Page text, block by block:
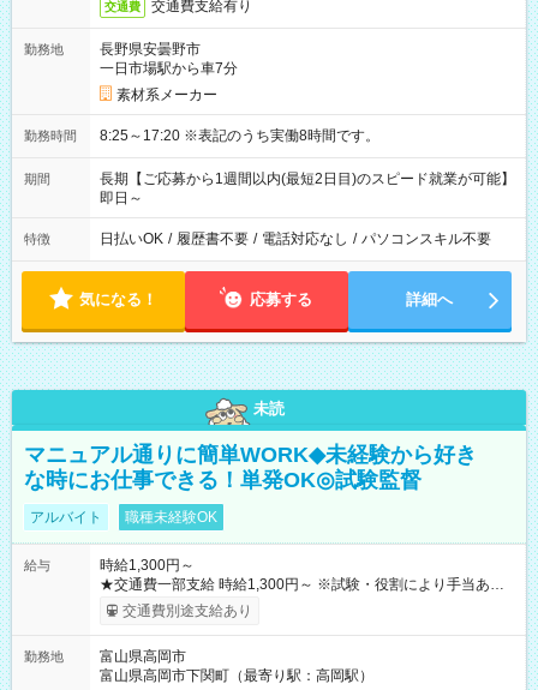
交通費 交通費支給有り
勤務地
長野県安曇野市
一日市場駅から車7分
素材系メーカー
勤務時間 8:25～17:20 ※表記のうち実働8時間です。
期間
長期【ご応募から1週間以内(最短2日目)のスピード就業が可能】
即日～
特徴 日払いOK / 履歴書不要 / 電話対応なし / パソコンスキル不要
気になる！ 応募する 詳細へ
未読
マニュアル通りに簡単WORK◆未経験から好き
な時にお仕事できる！単発OK◎試験監督
アルバイト 職種未経験OK
給与
時給1,300円～
★交通費一部支給 時給1,300円～ ※試験・役割により手当あり
※勤務回数により昇給あり 【即給（前払い）オプションあ
り！】 希望される場合、勤務から1週間ほどで給与の一部を受け
例】 ・河合塾模擬試験 8:30～17:30（休憩1時間） 時給1,300円
×8時間＝日収10,400円＋交通費 ※当日の役割により時給＋100
交通費別途支給あり
勤務地
富山県高岡市
富山県高岡市下関町（最寄り駅：高岡駅）